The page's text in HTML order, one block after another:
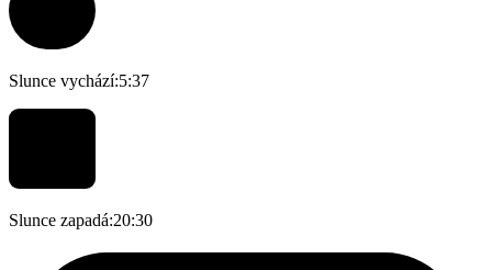
Slunce vychází:5:37
Slunce zapadá:20:30